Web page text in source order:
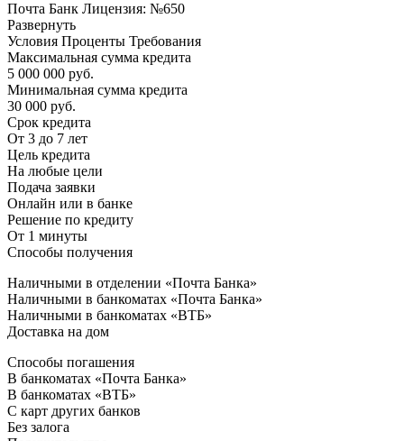
Почта Банк Лицензия: №650
Развернуть
Условия Проценты Требования
Максимальная сумма кредита
5 000 000 руб.
Минимальная сумма кредита
30 000 руб.
Срок кредита
От 3 до 7 лет
Цель кредита
На любые цели
Подача заявки
Онлайн или в банке
Решение по кредиту
От 1 минуты
Способы получения
Наличными в отделении «Почта Банка»
Наличными в банкоматах «Почта Банка»
Наличными в банкоматах «ВТБ»
Доставка на дом
Способы погашения
В банкоматах «Почта Банка»
В банкоматах «ВТБ»
С карт других банков
Без залога